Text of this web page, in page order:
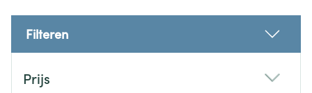
Filteren
Prijs